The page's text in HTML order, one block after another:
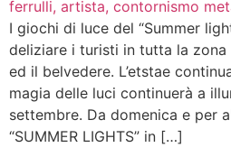
I giochi di luce del “Summer
deliziare i turisti in tutta la zona
ed il belvedere. L’etstae
magia delle luci continuerà a
settembre. Da domenica e per
“SUMMER LIGHTS” in […]